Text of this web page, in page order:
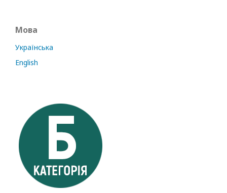
Мова
Українська
English